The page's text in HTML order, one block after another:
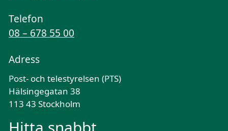
Telefon
08 – 678 55 00
Adress
Post- och telestyrelsen (PTS)
Hälsingegatan 38
113 43 Stockholm